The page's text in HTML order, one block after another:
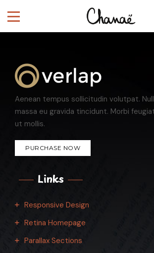
Aenean tempus sollicitudin volutpat.
massa eu gravida tincidunt. Morbi
ut mollis.
PURCHASE NOW
Links
Responsive Design
Retina Homepage
Parallax Sections